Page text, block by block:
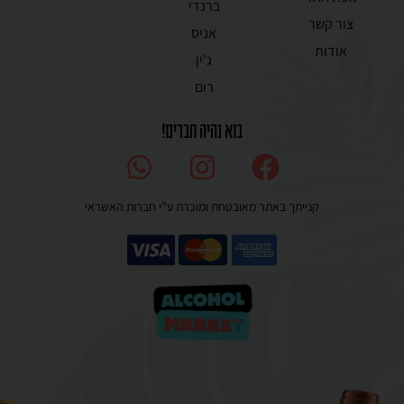
ברנדי
אניס
ג'ין
רום
צור קשר
אודות
בוא נהיה חברים!
קנייתך באתר מאובטחת ומוכרת ע”י חברות האשראי